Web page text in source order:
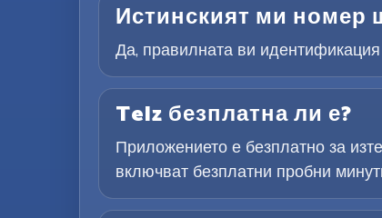
Истинският ми номер
Да, правилната ви
Telz безплатна ли е?
Приложението е безплатно за
включват безплатни пробни